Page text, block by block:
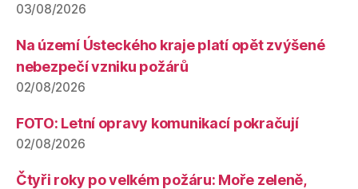
03/08/2026
Na území Ústeckého kraje platí opět zvýšené
nebezpečí vzniku požárů
02/08/2026
FOTO: Letní opravy komunikací pokračují
02/08/2026
Čtyři roky po velkém požáru: Moře zeleně,